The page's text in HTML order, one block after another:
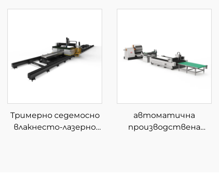
лазерна рязка
платформа за фибер
Тримерно седемосно
влакнесто-лазерно
автоматична
производствена